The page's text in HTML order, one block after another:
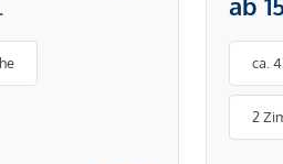
Lage und
mit
ca.
2